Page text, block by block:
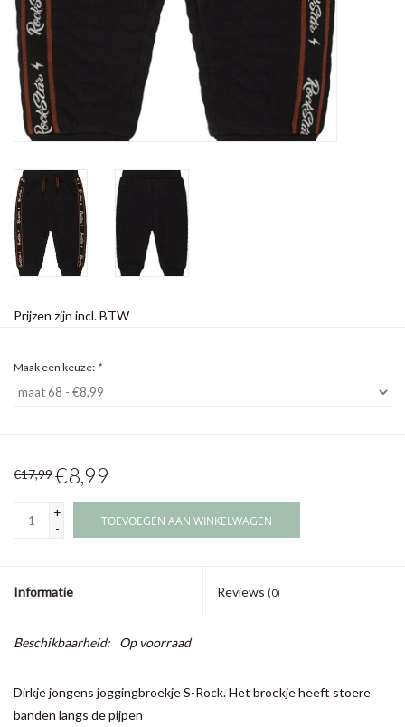
Prijzen zijn incl. BTW
Maak een keuze: *
€17,99€8,99
+
-
TOEVOEGEN AAN WINKELWAGEN
Informatie Reviews (0)
Beschikbaarheid: Op voorraad
Dirkje jongens joggingbroekje S-Rock. Het broekje heeft stoere
banden langs de pijpen